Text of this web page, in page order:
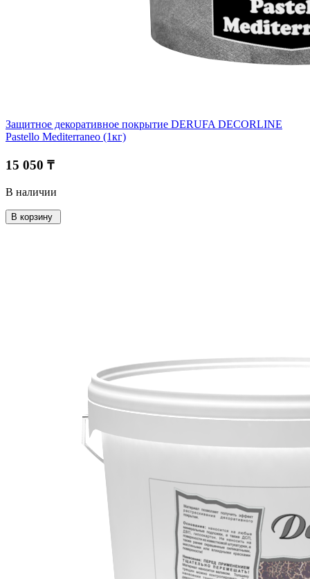
Защитное декоративное покрытие DERUFA DECORLINE
Pastello Mediterraneo (1кг)
15 050 ₸
В наличии
В корзину